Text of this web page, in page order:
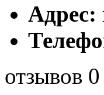
Адрес:
отзывов 0